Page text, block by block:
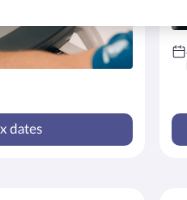
dates